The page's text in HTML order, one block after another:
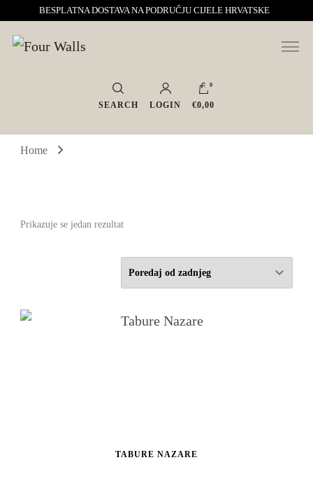
BESPLATNA DOSTAVA NA PODRUČJU CIJELE HRVATSKE
Four Walls
Sve za interijer po Vašoj mjeri. Salon namještaja, dekoracije i rasvjete.
Interijeri s karakterom
SEARCH LOGIN
0
€0,00
Home
Prikazuje se jedan rezultat
TABURE NAZARE